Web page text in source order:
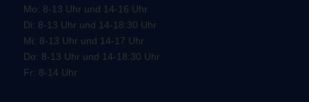
Mo: 8-13 Uhr und 14-16 Uhr
Di: 8-13 Uhr und 14-18:30 Uhr
Mi: 8-13 Uhr und 14-17 Uhr
Do: 8-13 Uhr und 14-18:30 Uhr
Fr: 8-14 Uhr